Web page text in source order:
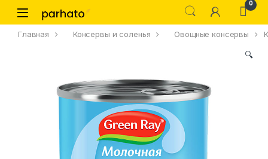
0
Главная Консервы и соленья Овощные консервы
🔍